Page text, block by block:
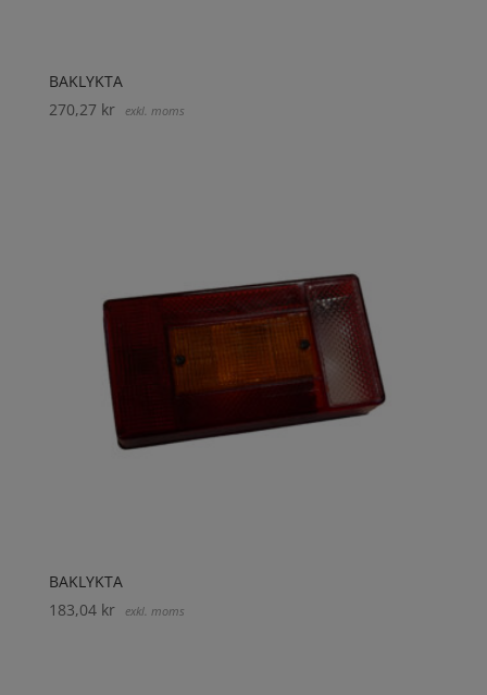
BAKLYKTA
270,27 kr exkl. moms
BAKLYKTA
183,04 kr exkl. moms